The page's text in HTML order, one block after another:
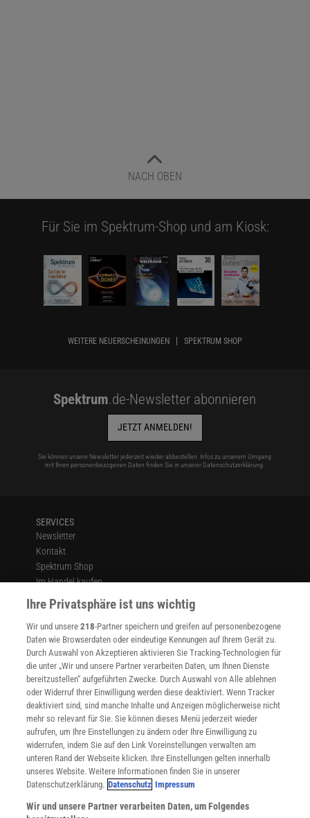
NACH OBEN
Für Sie im Spektrum-Shop und am Kiosk:
WEITERE NEUERSCHEINUNGEN SPEKTRUM SHOP
Spektrum.de-Newsletter abonnieren
JETZT ANMELDEN!
Sie können unsere Newsletter jederzeit wieder abbestellen. Infos zu unserem Umgang
mit Ihren personenbezogenen Daten finden Sie in unserer Datenschutzerklärung.
SERVICES
Newsletter
Kontakt
Spektrum Shop
Im Handel kaufen
Presse
Verträge kündigen
Widerruf
INFO
Mediadaten
Datenschutz
Nutzungsbedingungen
Cookie-Einstellungen
Utiq verwalten
Nutzungsbasierte Onlinewerbung
Alle Artikel
Impressum
Angebote für Schulen
Ihre Privatsphäre ist uns wichtig
Wir und unsere218-Partner speichern und greifen auf personenbezogene
Daten wie Browserdaten oder eindeutige Kennungen auf Ihrem Gerät zu.
Durch Auswahl von Akzeptieren aktivieren Sie Tracking-Technologien für
die unter „Wir und unsere Partner verarbeiten Daten, um Ihnen Dienste
bereitzustellen“ aufgeführten Zwecke. Durch Auswahl von Alle ablehnen
oder Widerruf Ihrer Einwilligung werden diese deaktiviert. Wenn Tracker
deaktiviert sind, sind manche Inhalte und Anzeigen möglicherweise nicht
mehr so relevant für Sie. Sie können dieses Menü jederzeit wieder
aufrufen, um Ihre Einstellungen zu ändern oder Ihre Einwilligung zu
widerrufen, indem Sie auf den Link Voreinstellungen verwalten am
unteren Rand der Webseite klicken. Ihre Einstellungen gelten innerhalb
unseres Website. Weitere Informationen finden Sie in unserer
Datenschutzerklärung. Datenschutz Impressum
Wir und unsere Partner verarbeiten Daten, um Folgendes